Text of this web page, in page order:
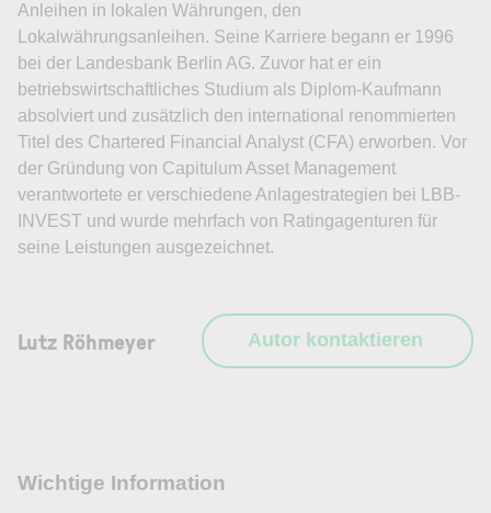
Anleihen in lokalen Währungen, den
Lokalwährungsanleihen. Seine Karriere begann er 1996
bei der Landesbank Berlin AG. Zuvor hat er ein
betriebswirtschaftliches Studium als Diplom-Kaufmann
absolviert und zusätzlich den international renommierten
Titel des Chartered Financial Analyst (CFA) erworben. Vor
der Gründung von Capitulum Asset Management
verantwortete er verschiedene Anlagestrategien bei LBB-
INVEST und wurde mehrfach von Ratingagenturen für
seine Leistungen ausgezeichnet.
Lutz Röhmeyer Autor kontaktieren